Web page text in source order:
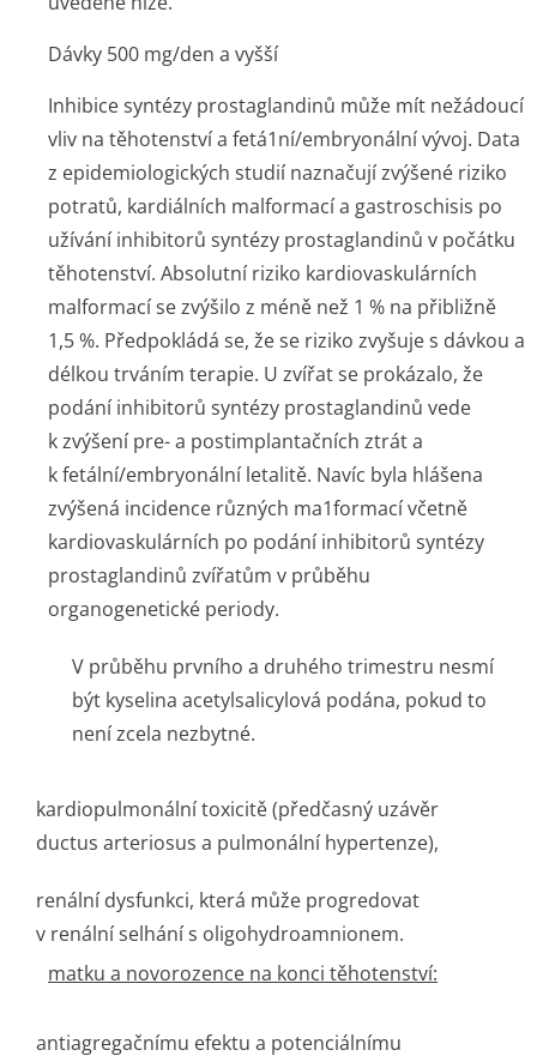
Dávky 500 mg/den a vyšší
Inhibice syntézy prostaglandinů může mít nežádoucí
vliv na těhotenství a fetá1ní/embryonální vývoj. Data
z epidemiologických studií naznačují zvýšené riziko
potratů, kardiálních malformací a gastroschisis po
užívání inhibitorů syntézy prostaglandinů v počátku
těhotenství. Absolutní riziko kardiovaskulárních
malformací se zvýšilo z méně než 1 % na přibližně
1,5 %. Předpokládá se, že se riziko zvyšuje s dávkou a
délkou trváním terapie. U zvířat se prokázalo, že
podání inhibitorů syntézy prostaglandinů vede
k zvýšení pre- a postimplantačních ztrát a
k fetální/embry­onální letalitě. Navíc byla hlášena
zvýšená incidence různých ma1formací včetně
kardiovaskulárních po podání inhibitorů syntézy
prostaglandinů zvířatům v průběhu
organogenetické periody.
V průběhu prvního a druhého trimestru nesmí
být kyselina acetylsalicylová podána, pokud to
není zcela nezbytné.
kardiopulmonální toxicitě (předčasný uzávěr
ductus arteriosus a pulmonální hypertenze),
renální dysfunkci, která může progredovat
v renální selhání s oligohydroam­nionem.
matku a novorozence na konci těhotenství:
antiagregačnímu efektu a potenciálnímu